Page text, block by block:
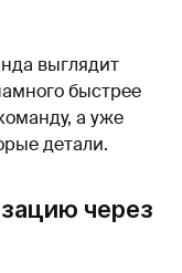
выглядит
быстрее
а уже
детали.
через